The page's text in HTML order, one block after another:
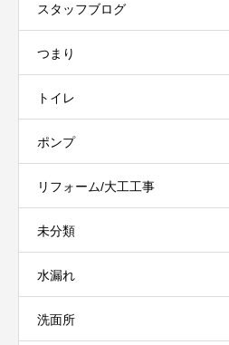
スタッフブログ
つまり
トイレ
ポンプ
リフォーム/大工工事
未分類
水漏れ
洗面所